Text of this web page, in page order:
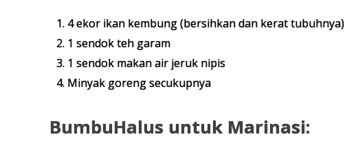
4 ekor ikan kembung (bersihkan dan kerat tubuhnya)
1 sendok teh garam
1 sendok makan air jeruk nipis
Minyak goreng secukupnya
BumbuHalus untuk Marinasi: